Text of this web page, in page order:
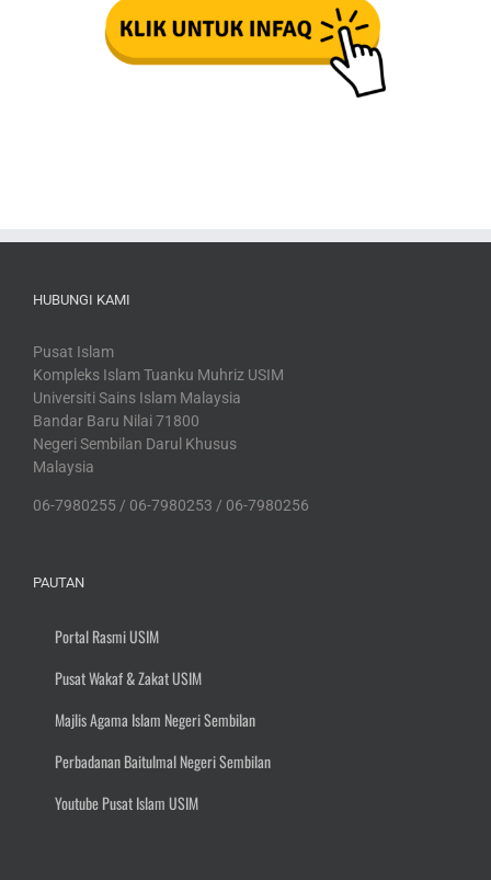
HUBUNGI KAMI
Pusat Islam
Kompleks Islam Tuanku Muhriz USIM
Universiti Sains Islam Malaysia
Bandar Baru Nilai 71800
Negeri Sembilan Darul Khusus
Malaysia
06-7980255 / 06-7980253 / 06-7980256
PAUTAN
Portal Rasmi USIM
Pusat Wakaf & Zakat USIM
Majlis Agama Islam Negeri Sembilan
Perbadanan Baitulmal Negeri Sembilan
Youtube Pusat Islam USIM